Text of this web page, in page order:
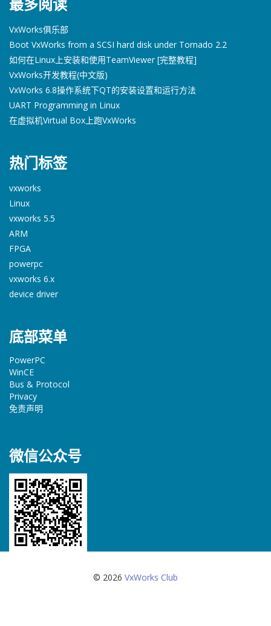
最多阅读
VxWorks俱乐部
Boot VxWorks from a SCSI hard disk under Tornado 2.2
如何在Linux上安装和使用TeamViewer [完整教程]
VxWorks开发教程(中文版)
VxWorks 6.8操作系统下QT的安装设置和运行方法
UART Programming in Linux
在虚拟机Virtual Box上跑VxWorks
热门标签
vxworks
Linux
vxworks 5.5
ARM
FPGA
powerpc
vxworks 6.x
device driver
底部菜单
PowerPC
WinCE
Bus & Protocol
Privacy
免责声明
微信公众号
© 2026 VxWorks Club